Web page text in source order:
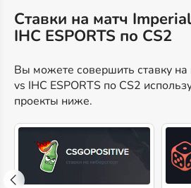
Ставки на матч
IHC ESPORTS по CS2
Вы можете совершить ставку
vs IHC ESPORTS по CS2
проекты ниже.